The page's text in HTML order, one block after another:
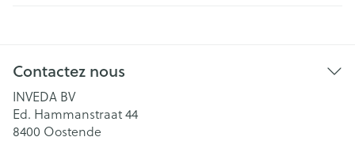
Contactez nous
INVEDA BV
Ed. Hammanstraat 44
8400 Oostende